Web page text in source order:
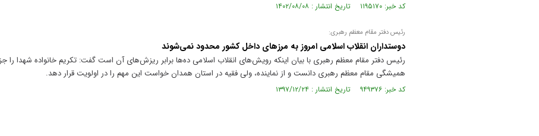
کد خبر: ۱۱۹۵۱۷۰ تاریخ انتشار : ۱۴۰۲/۰۸/۰۸
رئیس دفتر مقام معظم رهبری:
دوستداران انقلاب اسلامی امروز به مرز‌های داخل کشور محدود نمی‌شوند
رئیس دفتر مقام معظم رهبری با بیان اینکه رویش‌های انقلاب اسلامی ده‌ها برابر ریزش‌های آن است گفت: تکریم خانواده شهدا را
همیشگی مقام معظم رهبری دانست و از نماینده، ولی فقیه در استان همدان خواست این مهم را در اولویت قرار دهد.
کد خبر: ۹۴۹۳۷۶ تاریخ انتشار : ۱۳۹۷/۱۲/۲۴